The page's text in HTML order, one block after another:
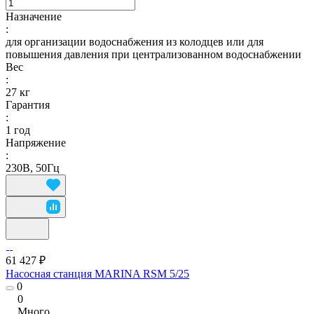
Назначение
:
для организации водоснабжения из колодцев или для
повышения давления при централизованном водоснабжении
Вес
:
27 кг
Гарантия
:
1 год
Напряжение
:
230В, 50Гц
61 427 ₽
Насосная станция MARINA RSM 5/25
0
0
Много